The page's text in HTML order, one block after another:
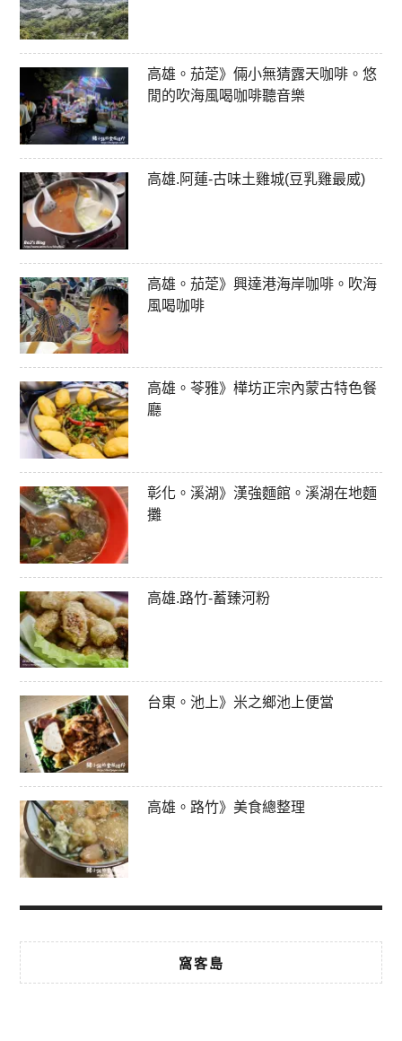
高雄。茄萣》倆小無猜露天咖啡。悠
閒的吹海風喝咖啡聽音樂
高雄.阿蓮-古味土雞城(豆乳雞最威)
高雄。茄萣》興達港海岸咖啡。吹海
風喝咖啡
高雄。苓雅》樺坊正宗內蒙古特色餐
廳
彰化。溪湖》漢強麵館。溪湖在地麵
攤
高雄.路竹-蓄臻河粉
台東。池上》米之鄉池上便當
高雄。路竹》美食總整理
窩客島